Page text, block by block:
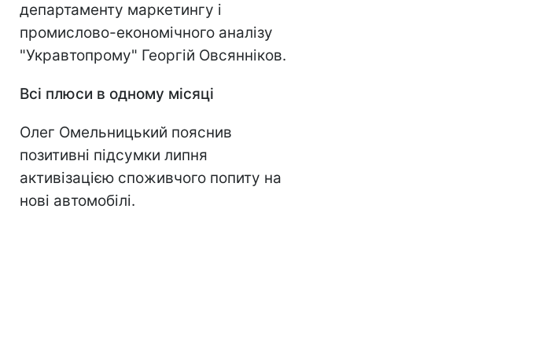
департаменту маркетингу і
промислово-економічного аналізу
"Укравтопрому" Георгій Овсянніков.
Всі плюси в одному місяці
Олег Омельницький пояснив
позитивні підсумки липня
активізацією споживчого попиту на
нові автомобілі.